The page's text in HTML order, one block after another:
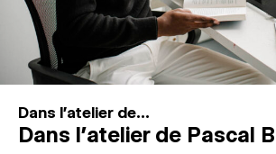
Dans l'atelier de...
Dans l’atelier de Pascal